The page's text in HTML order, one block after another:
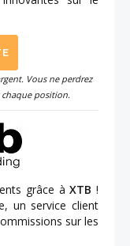
Vous ne perdrez
position.
grâce àXTB !
un service client
sur les